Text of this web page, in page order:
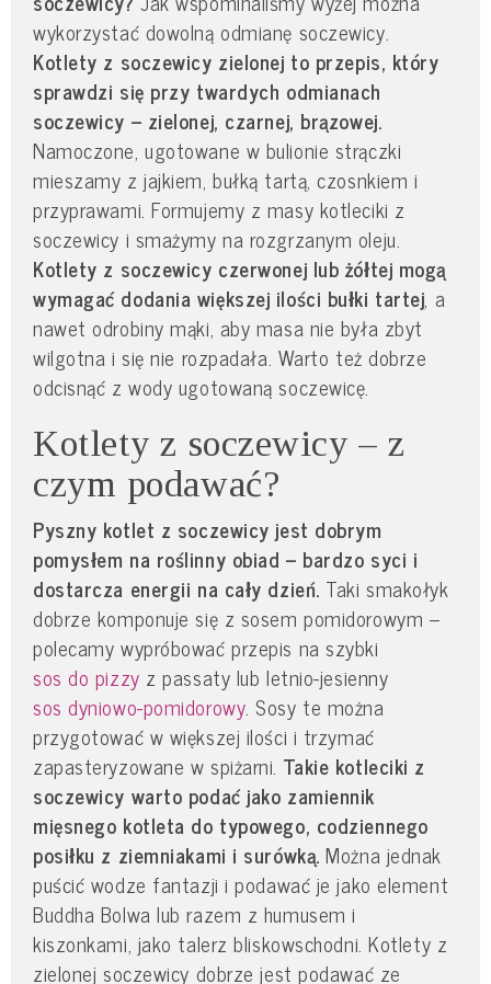
wykorzystać dowolną odmianę soczewicy.
Kotlety z soczewicy zielonej to przepis, który
sprawdzi się przy twardych odmianach
soczewicy – zielonej, czarnej, brązowej.
Namoczone, ugotowane w bulionie strączki
mieszamy z jajkiem, bułką tartą, czosnkiem i
przyprawami. Formujemy z masy kotleciki z
soczewicy i smażymy na rozgrzanym oleju.
Kotlety z soczewicy czerwonej lub żółtej mogą
wymagać dodania większej ilości bułki tartej, a
nawet odrobiny mąki, aby masa nie była zbyt
wilgotna i się nie rozpadała. Warto też dobrze
odcisnąć z wody ugotowaną soczewicę.
Kotlety z soczewicy – z
czym podawać?
Pyszny kotlet z soczewicy jest dobrym
pomysłem na roślinny obiad – bardzo syci i
dostarcza energii na cały dzień. Taki smakołyk
dobrze komponuje się z sosem pomidorowym –
polecamy wypróbować przepis na szybki
sos do pizzy z passaty lub letnio-jesienny
sos dyniowo-pomidorowy. Sosy te można
przygotować w większej ilości i trzymać
zapasteryzowane w spiżarni. Takie kotleciki z
soczewicy warto podać jako zamiennik
mięsnego kotleta do typowego, codziennego
posiłku z ziemniakami i surówką.Można jednak
puścić wodze fantazji i podawać je jako element
Buddha Bolwa lub razem z humusem i
kiszonkami, jako talerz bliskowschodni. Kotlety z
zielonej soczewicy dobrze jest podawać ze